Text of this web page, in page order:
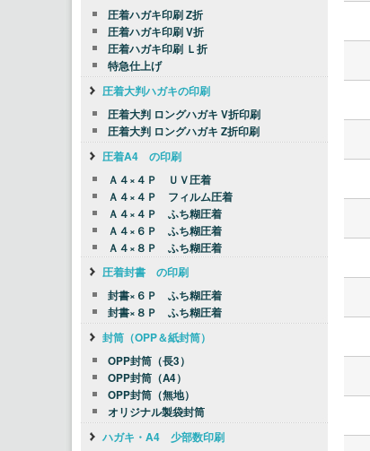
圧着ハガキ印刷 Z折
圧着ハガキ印刷 V折
圧着ハガキ印刷 Ｌ折
特急仕上げ
圧着大判ハガキの印刷
圧着大判 ロングハガキ V折印刷
圧着大判 ロングハガキ Z折印刷
圧着A4 の印刷
Ａ４×４Ｐ ＵＶ圧着
Ａ４×４Ｐ フィルム圧着
Ａ４×４Ｐ ふち糊圧着
Ａ４×６Ｐ ふち糊圧着
Ａ４×８Ｐ ふち糊圧着
圧着封書 の印刷
封書×６Ｐ ふち糊圧着
封書×８Ｐ ふち糊圧着
封筒（OPP＆紙封筒）
OPP封筒（長3）
OPP封筒（A4）
OPP封筒（無地）
オリジナル製袋封筒
ハガキ・A4 少部数印刷